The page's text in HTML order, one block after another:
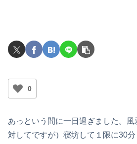
0
あっという間に一日過ぎました。
対してですが）寝坊して１限に30